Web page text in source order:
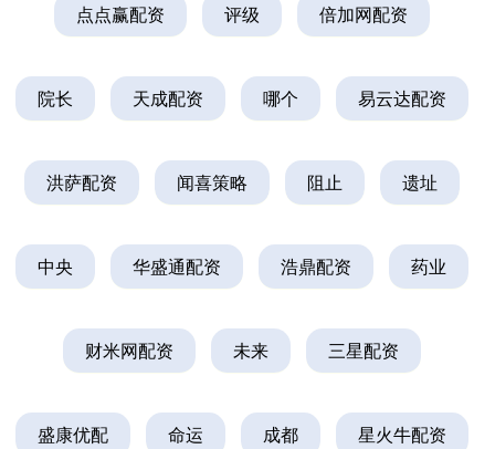
点点赢配资 评级 倍加网配资
院长 天成配资 哪个 易云达配资
洪萨配资 闻喜策略 阻止 遗址
中央 华盛通配资 浩鼎配资 药业
财米网配资 未来 三星配资
盛康优配 命运 成都 星火牛配资